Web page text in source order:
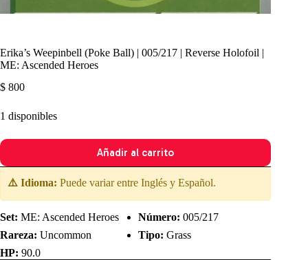
Erika’s Weepinbell (Poke Ball) | 005/217 | Reverse Holofoil |
ME: Ascended Heroes
$ 800
1 disponibles
Añadir al carrito
⚠️ Idioma: Puede variar entre Inglés y Español.
Set: ME: Ascended Heroes Número: 005/217
Rareza: Uncommon Tipo: Grass
HP: 90.0